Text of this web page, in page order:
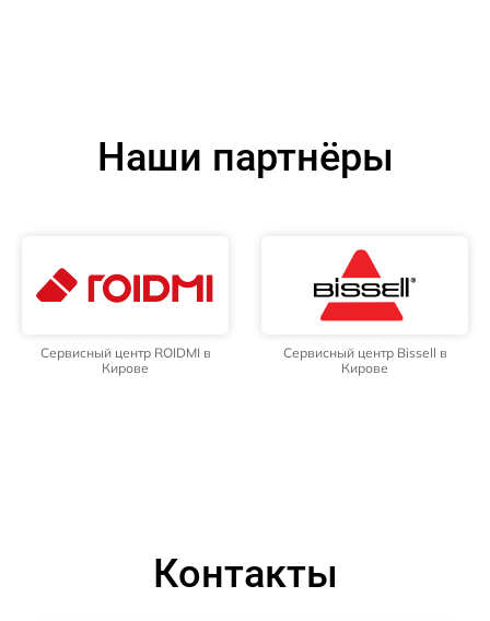
Наши партнёры
Сервисный центр ROIDMI в
Кирове
Сервисный центр Bissell в
Кирове
Контакты